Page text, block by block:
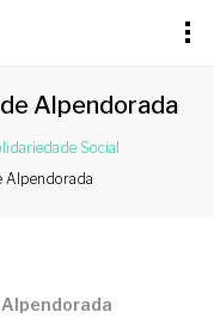
Alpendorada
Social
Alpendorada